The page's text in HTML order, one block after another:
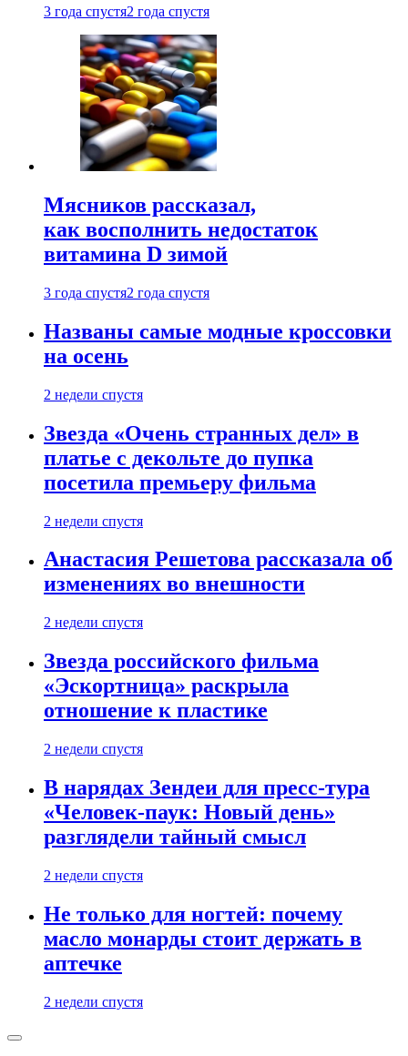
3 года спустя2 года спустя
Мясников рассказал,
как восполнить недостаток
витамина D зимой
3 года спустя2 года спустя
Названы самые модные кроссовки
на осень
2 недели спустя
Звезда «Очень странных дел» в
платье с декольте до пупка
посетила премьеру фильма
2 недели спустя
Анастасия Решетова рассказала об
изменениях во внешности
2 недели спустя
Звезда российского фильма
«Эскортница» раскрыла
отношение к пластике
2 недели спустя
В нарядах Зендеи для пресс-тура
«Человек-паук: Новый день»
разглядели тайный смысл
2 недели спустя
Не только для ногтей: почему
масло монарды стоит держать в
аптечке
2 недели спустя